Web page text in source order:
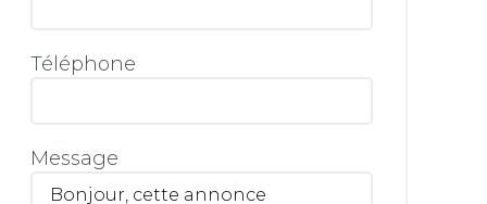
Téléphone
Message